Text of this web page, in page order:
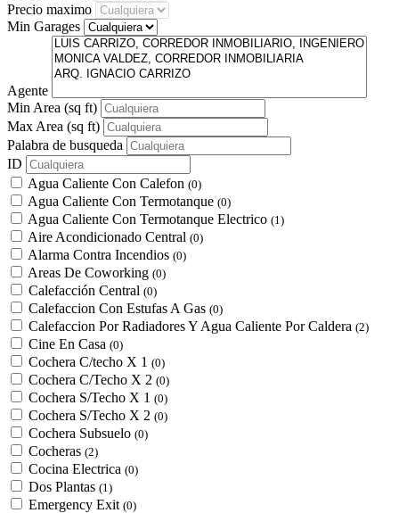
Precio maximo
Min Garages
Agente
Min Area (sq ft)
Max Area (sq ft)
Palabra de busqueda
ID
Agua Caliente Con Calefon (0)
Agua Caliente Con Termotanque (0)
Agua Caliente Con Termotanque Electrico (1)
Aire Acondicionado Central (0)
Alarma Contra Incendios (0)
Areas De Coworking (0)
Calefacción Central (0)
Calefaccion Con Estufas A Gas (0)
Calefaccion Por Radiadores Y Agua Caliente Por Caldera (2)
Cine En Casa (0)
Cochera C/techo X 1 (0)
Cochera C/Techo X 2 (0)
Cochera S/Techo X 1 (0)
Cochera S/Techo X 2 (0)
Cochera Subsuelo (0)
Cocheras (2)
Cocina Electrica (0)
Dos Plantas (1)
Emergency Exit (0)